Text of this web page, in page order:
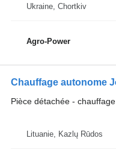
Ukraine, Chortkiv
Agro-Power
Chauffage autonome
Pièce détachée -
Lituanie, Kazlų Rūdos